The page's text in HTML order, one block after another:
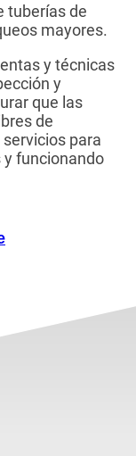
tuberías de
mayores.
y técnicas
y
que las
de
para
funcionando